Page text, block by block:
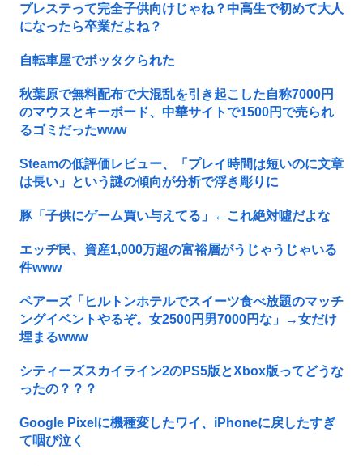
プレステって完全子供向けじゃね？中高生で初めて大人
になったら卒業だよね？
自転車屋でボッタクられた
秋葉原で無料配布で大混乱を引き起こした自称7000円
のマウスとキーボード、中華サイトで1500円で売られ
るゴミだったwww
Steamの低評価レビュー、「プレイ時間は短いのに文章
は長い」という謎の傾向が分析で浮き彫りに
豚「子供にゲーム買い与えてる」←これ絶対噓だよな
エッヂ民、資産1,000万超の富裕層がうじゃうじゃいる
件www
ペアーズ「ヒルトンホテルでスイーツ食べ放題のマッチ
ングイベントやるぞ。女2500円男7000円な」→女だけ
埋まるwww
シティーズスカイライン2のPS5版とXbox版ってどうな
ったの？？？
Google Pixelに機種変したワイ、iPhoneに戻したすぎ
て咽び泣く